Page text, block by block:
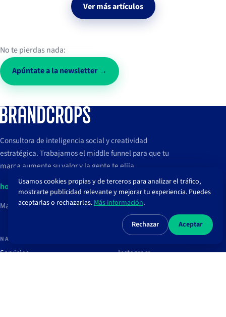
Ver más artículos
No te pierdas nada:
Apúntate a la newsletter →
Consultora de inteligencia social y creatividad
estratégica. Trabajamos el middle funnel para que tu
marca aumente su valor y la gente te elija.
hola@brandcrops.com
Madrid, España
NAVEGAR
Servicios
Instagram
Usamos cookies propias y de terceros para analizar el tráfico,
mostrarte publicidad relevante y mejorar tu experiencia. Puedes
aceptarlas o rechazarlas.Más información.
Rechazar Aceptar